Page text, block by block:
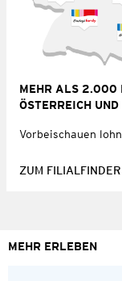
MEHR ALS 2.000
ÖSTERREICH
Vorbeischauen
ZUM FILIALFINDER
MEHR ERLEBEN